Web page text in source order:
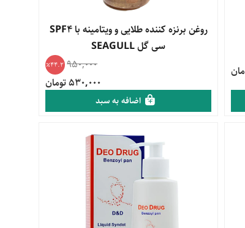
مشاهده محصول
روغن برنزه کننده طلایی و ویتامینه با SPF4
سی گل SEAGULL
950,000
44.2
530,000 تومان
اضافه به سبد